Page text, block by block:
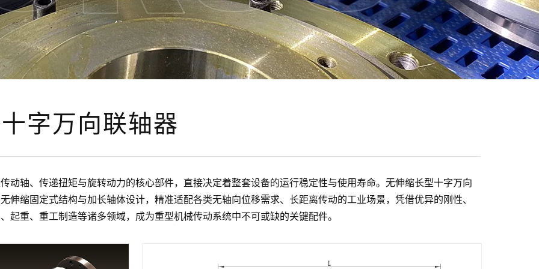
字万向联轴器
动轴、传递扭矩与旋转动力的核心部件，直接决定着整套设备的运行稳定性与使用寿命。无伸缩长型十字万向
伸缩固定式结构与加长轴体设计，精准适配各类无轴向位移需求、长距离传动的工业场景，凭借优异的刚性、
起重、重工制造等诸多领域，成为重型机械传动系统中不可或缺的关键配件。